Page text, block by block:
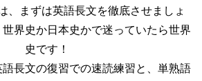
、まずは英語長文を徹底させましょ
界史か日本史かで迷っていたら世界
史です！
長文の復習での速読練習と、単熟語